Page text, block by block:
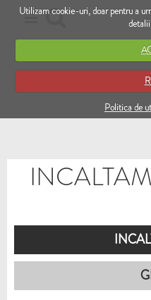
Utilizam cookie-uri, doar pentru a
Politica de